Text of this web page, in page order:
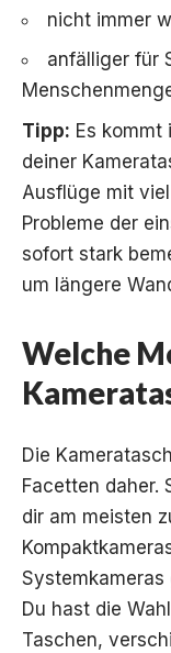
nicht immer
anfälliger für
Tipp: Es kommt
deiner
Ausflüge mit
Probleme der
sofort stark
um längere
Welche
Die
Facetten daher.
dir am meisten
Du hast die
Taschen,